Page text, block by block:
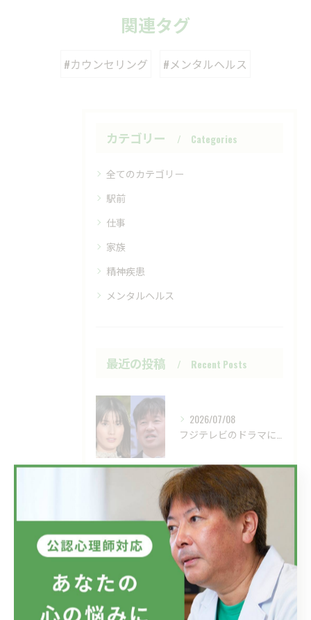
関連タグ
#カウンセリング #メンタルヘルス
カテゴリー Categories
全てのカテゴリー
駅前
仕事
家族
精神疾患
メンタルヘルス
最近の投稿 Recent Posts
2026/07/08
2026/07/01
新しい視点の大切さ。
2026/06/24
目の前の現実、見直してみませんか？